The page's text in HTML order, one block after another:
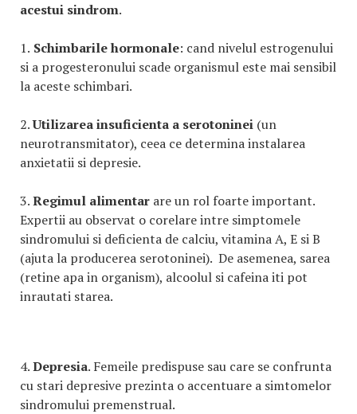
acestui sindrom.
1. Schimbarile hormonale: cand nivelul estrogenului
si a progesteronului scade organismul este mai sensibil
la aceste schimbari.
2.Utilizarea insuficienta a serotoninei (un
neurotransmitator), ceea ce determina instalarea
anxietatii si depresie.
3.Regimul alimentar are un rol foarte important.
Expertii au observat o corelare intre simptomele
sindromului si deficienta de calciu, vitamina A, E si B
(ajuta la producerea serotoninei). De asemenea, sarea
(retine apa in organism), alcoolul si cafeina iti pot
inrautati starea.
4.Depresia. Femeile predispuse sau care se confrunta
cu stari depresive prezinta o accentuare a simtomelor
sindromului premenstrual.